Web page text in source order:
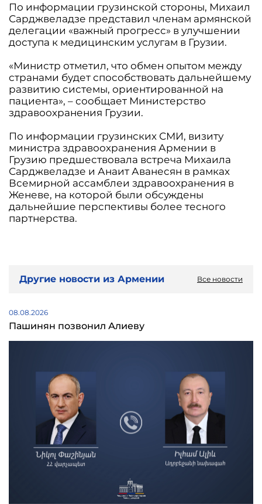
По информации грузинской стороны, Михаил
Сарджвеладзе представил членам армянской
делегации «важный прогресс» в улучшении
доступа к медицинским услугам в Грузии.
«Министр отметил, что обмен опытом между
странами будет способствовать дальнейшему
развитию системы, ориентированной на
пациента», – сообщает Министерство
здравоохранения Грузии.
По информации грузинских СМИ, визиту
министра здравоохранения Армении в
Грузию предшествовала встреча Михаила
Сарджвеладзе и Анаит Аванесян в рамках
Всемирной ассамблеи здравоохранения в
Женеве, на которой были обсуждены
дальнейшие перспективы более тесного
партнерства.
Другие новости из Армении Все новости
08.08.2026
Пашинян позвонил Алиеву